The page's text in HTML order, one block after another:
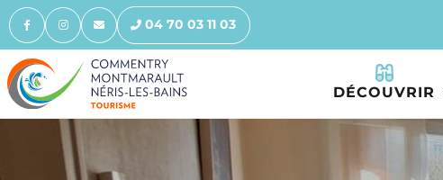
04 70 03 11 03
DÉCOUVRIR